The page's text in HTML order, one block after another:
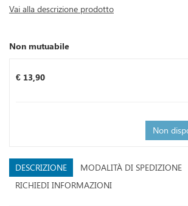
Vai alla descrizione prodotto
Non mutuabile
Prezzo
€ 13,90
Non
DESCRIZIONE
MODALITÀ DI SPEDIZIONE
RICHIEDI INFORMAZIONI